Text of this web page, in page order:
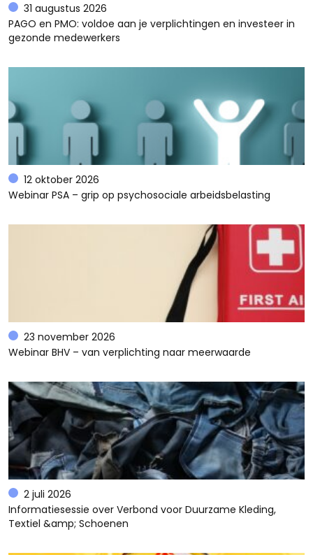
31 augustus 2026
PAGO en PMO: voldoe aan je verplichtingen en investeer in
gezonde medewerkers
12 oktober 2026
Webinar PSA – grip op psychosociale arbeidsbelasting
23 november 2026
Webinar BHV – van verplichting naar meerwaarde
2 juli 2026
Informatiesessie over Verbond voor Duurzame Kleding,
Textiel &amp; Schoenen